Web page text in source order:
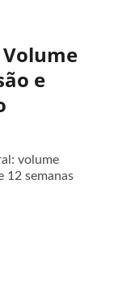
e
volume
12 semanas